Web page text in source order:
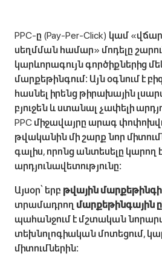
PPC-ը (Pay-Per-Click) կամ
սեղմման համար» մոդելը
կարևորագույն գործիքներից
մարքեթինգում։ Այն օգնում է
հասնել իրենց թիրախային
բյուջեն և ստանալ չափելի
PPC միջավայրը արագ
թվականին մի շարք նոր
գալիս, որոնց անտեսելը կարող
արդյունավետությունը։
Այսօր՝ երբ թվային մարքեթինգի
տրամադրող մարքեթինգային
պահանջում է մշտական
տեխնոլոգիական մոտեցում,
միտումներին։